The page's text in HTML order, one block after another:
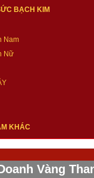
BẠCH KIM
Nam
Nữ
KHÁC
Vàng